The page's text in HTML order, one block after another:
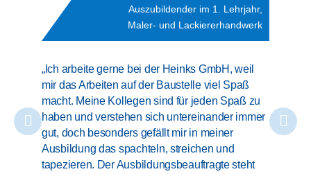
Auszubildender im 1. Lehrjahr,
Maler- und Lackiererhandwerk
„Ich arbeite gerne bei der Heinks GmbH, weil
mir das Arbeiten auf der Baustelle viel Spaß
macht. Meine Kollegen sind für jeden Spaß zu
haben und verstehen sich untereinander immer
gut, doch besonders gefällt mir in meiner
Ausbildung das spachteln, streichen und
tapezieren. Der Ausbildungsbeauftragte steht